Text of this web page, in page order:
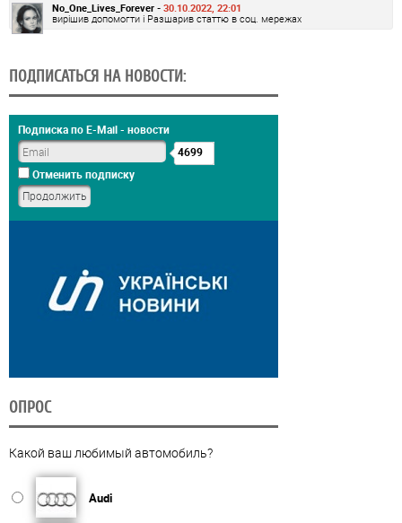
No_One_Lives_Forever - 30.10.2022, 22:01
вирішив допомогти і Разшарив статтю в соц. мережах
ПОДПИСАТЬСЯ НА НОВОСТИ:
Подписка по E-Mail - новости
4699
Отменить подписку
ОПРОС
Какой ваш любимый автомобиль?
Audi